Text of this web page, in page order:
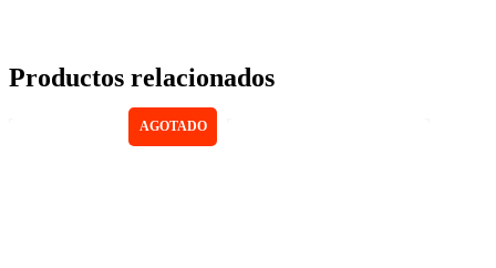
Productos relacionados
AGOTADO